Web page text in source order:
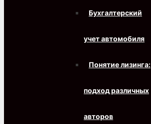
Бухгалтерский
учет автомобиля
Понятие лизинга:
подход различных
авторов